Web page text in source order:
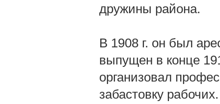
дружины района.
В 1908 г. он был
выпущен в конце
организовал
забастовку рабочих.